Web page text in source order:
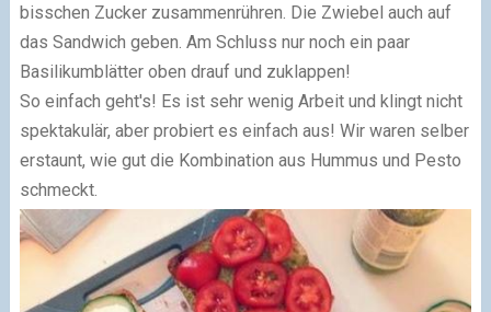
bisschen Zucker zusammenrühren. Die Zwiebel auch auf
das Sandwich geben. Am Schluss nur noch ein paar
Basilikumblätter oben drauf und zuklappen!
So einfach geht's! Es ist sehr wenig Arbeit und klingt nicht
spektakulär, aber probiert es einfach aus! Wir waren selber
erstaunt, wie gut die Kombination aus Hummus und Pesto
schmeckt.